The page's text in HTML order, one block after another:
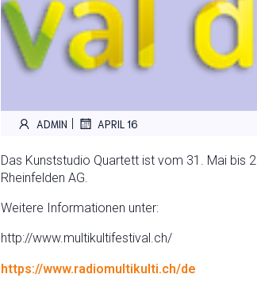
ADMIN | APRIL 16
Das Kunststudio Quartett ist vom 31. Mai bis
Rheinfelden AG.
Weitere Informationen unter:
http://www.multikultifestival.ch/
https://www.radiomultikulti.ch/de